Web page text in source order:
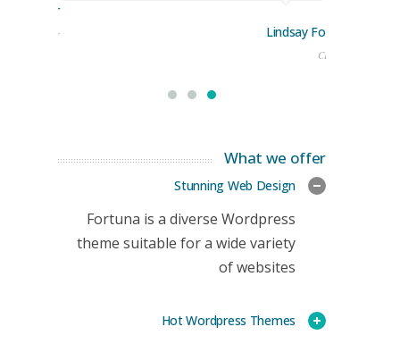
Lindsay Ford
CEO
Stoner
Manager
What we offer
Stunning Web Design
Fortuna is a diverse Wordpress
theme suitable for a wide variety
of websites
Hot Wordpress Themes